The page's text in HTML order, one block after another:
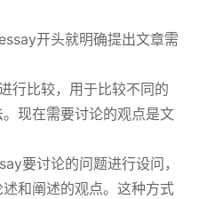
开头就明确提出文章需
行比较，用于比较不同的
现在需要讨论的观点是文
要讨论的问题进行设问，
和阐述的观点。这种方式